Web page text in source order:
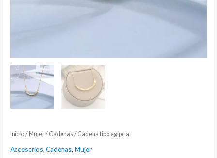
Inicio/ Mujer/ Cadenas/ Cadena tipo egipcia
Accesorios,Cadenas,Mujer